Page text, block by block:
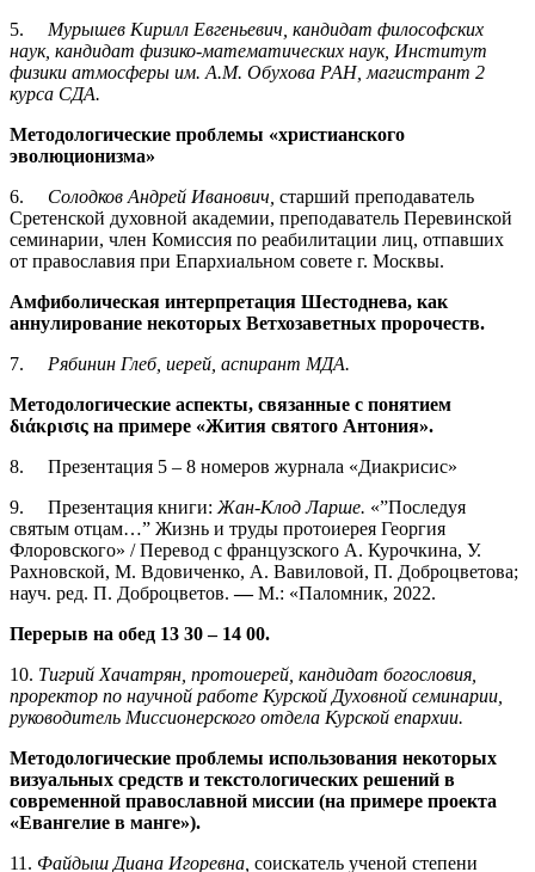
5. Мурышев Кирилл Евгеньевич, кандидат философских
наук, кандидат физико-математических наук, Институт
физики атмосферы им. А.М. Обухова РАН, магистрант 2
курса СДА.
Методологические проблемы «христианского
эволюционизма»
6. Солодков Андрей Иванович, старший преподаватель
Сретенской духовной академии, преподаватель Перевинской
семинарии, член Комиссия по реабилитации лиц, отпавших
от православия при Епархиальном совете г. Москвы.
Амфиболическая интерпретация Шестоднева, как
аннулирование некоторых Ветхозаветных пророчеств.
7. Рябинин Глеб, иерей, аспирант МДА.
Методологические аспекты, связанные с понятием
διάκρισις на примере «Жития святого Антония».
8. Презентация 5 – 8 номеров журнала «Диакрисис»
9. Презентация книги: Жан-Клод Ларше. «”Последуя
святым отцам…” Жизнь и труды протоиерея Георгия
Флоровского» / Перевод с французского А. Курочкина, У.
Рахновской, М. Вдовиченко, А. Вавиловой, П. Доброцветова;
науч. ред. П. Доброцветов.—М.: «Паломник, 2022.
Перерыв на обед 13 30 – 14 00.
10. Тигрий Хачатрян, протоиерей, кандидат богословия,
проректор по научной работе Курской Духовной семинарии,
руководитель Миссионерского отдела Курской епархии.
Методологические проблемы использования некоторых
визуальных средств и текстологических решений в
современной православной миссии (на примере проекта
«Евангелие в манге»).
11. Файдыш Диана Игоревна, соискатель ученой степени